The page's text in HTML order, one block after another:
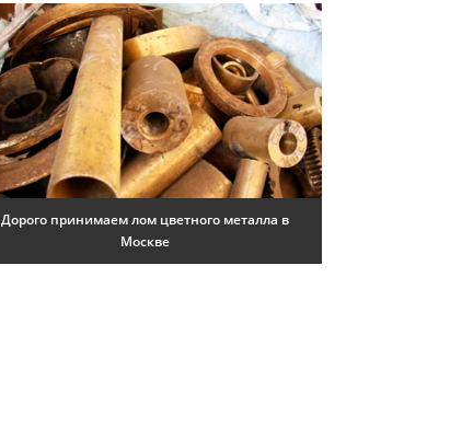
Дорого принимаем лом цветного металла в
Москве